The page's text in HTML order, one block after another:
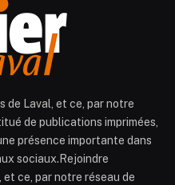
de Laval, et ce, par notre
de publications imprimées,
présence importante dans
sociaux.Rejoindre
et ce, par notre réseau de